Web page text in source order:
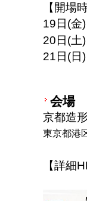
【開場
19日(
20日(土
21日(日
会場
京都造
東京都港
【詳細